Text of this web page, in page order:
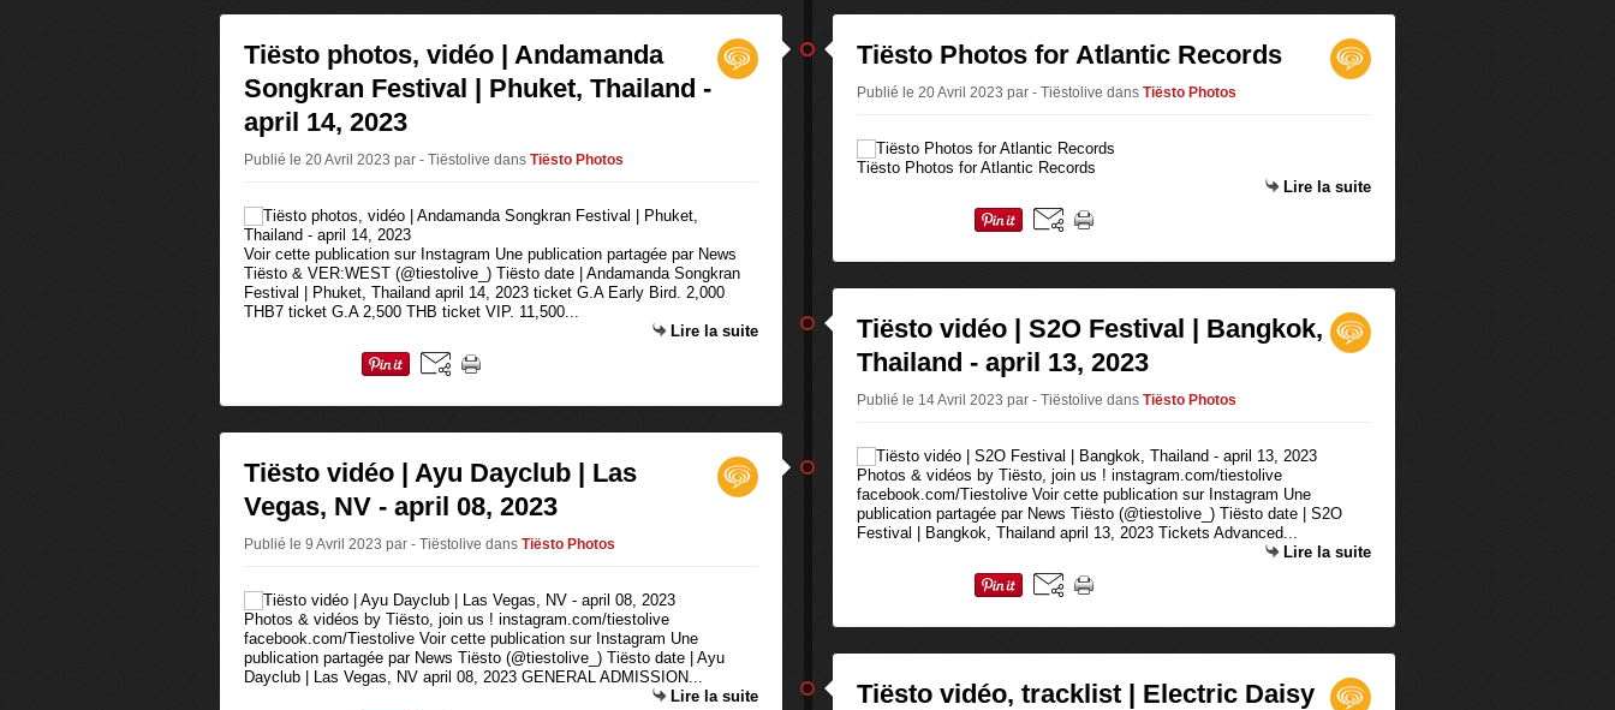
Tiësto photos, vidéo | Andamanda
Songkran Festival | Phuket, Thailand -
april 14, 2023
Publié le 20 Avril 2023 par - Tiëstolive dans Tiësto Photos
Voir cette publication sur Instagram Une publication partagée par News
Tiësto & VER:WEST (@tiestolive_) Tiësto date | Andamanda Songkran
Festival | Phuket, Thailand april 14, 2023 ticket G.A Early Bird. 2,000
THB7 ticket G.A 2,500 THB ticket VIP. 11,500...
Lire la suite
Tiësto vidéo | Ayu Dayclub | Las
Vegas, NV - april 08, 2023
Publié le 9 Avril 2023 par - Tiëstolive dans Tiësto Photos
Photos & vidéos by Tiësto, join us ! instagram.com/tiestolive
facebook.com/Tiestolive Voir cette publication sur Instagram Une
publication partagée par News Tiësto (@tiestolive_) Tiësto date | Ayu
Dayclub | Las Vegas, NV april 08, 2023 GENERAL ADMISSION...
Lire la suite
Tiësto Photos for Atlantic Records
Publié le 20 Avril 2023 par - Tiëstolive dans Tiësto Photos
Tiësto Photos for Atlantic Records
Lire la suite
Tiësto vidéo | S2O Festival | Bangkok,
Thailand - april 13, 2023
Publié le 14 Avril 2023 par - Tiëstolive dans Tiësto Photos
Photos & vidéos by Tiësto, join us ! instagram.com/tiestolive
facebook.com/Tiestolive Voir cette publication sur Instagram Une
publication partagée par News Tiësto (@tiestolive_) Tiësto date | S2O
Festival | Bangkok, Thailand april 13, 2023 Tickets Advanced...
Lire la suite
Tiësto vidéo, tracklist | Electric Daisy